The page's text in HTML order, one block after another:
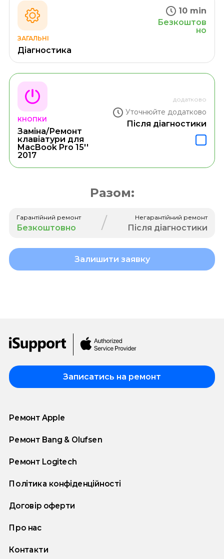
ЗАГАЛЬНІ
Діагностика
10 min
Безкоштов
но
КНОПКИ
Заміна/Ремонт
клавіатури для
MacBook Pro 15''
2017
додатково
Уточнюйте додатково
Після діагностики
Разом:
Гарантійний ремонт
Безкоштовно / Негарантійний ремонт
Після діагностики
Залишити заявку
Записатись на ремонт
Ремонт Apple
Ремонт Bang & Olufsen
Ремонт Logitech
Політика конфіденційності
Договір оферти
Про нас
Контакти